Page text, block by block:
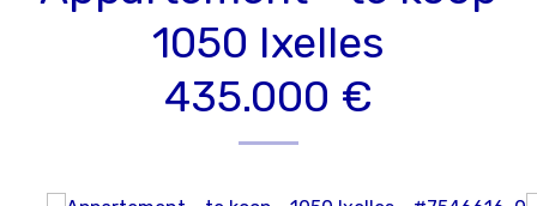
1050 Ixelles
435.000 €